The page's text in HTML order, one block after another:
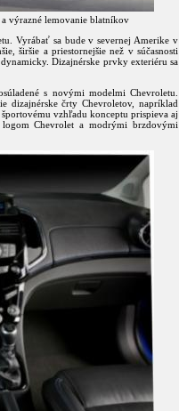
výrazné lemovanie blatníkov
Vyrábať sa bude v severnej Amerike v
širšie a priestornejšie než v súčasnosti
Dizajnérske prvky exteriéru sa
s novými modelmi Chevroletu.
dizajnérske črty Chevroletov, napríklad
vzhľadu konceptu prispieva aj
Chevrolet a modrými brzdovými